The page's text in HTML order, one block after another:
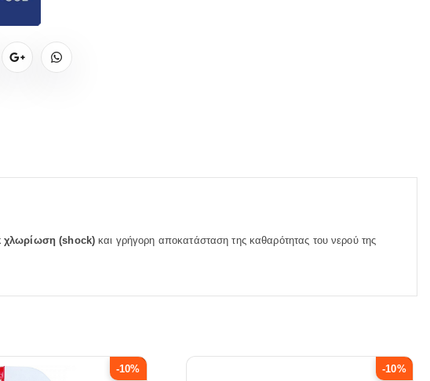
χλωρίωση (shock) και γρήγορη αποκατάσταση της καθαρότητας του νερού της
-10% -10%